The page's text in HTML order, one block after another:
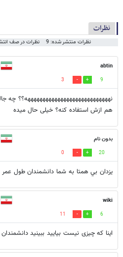
نظرات
نظرات منتشر شده: 9 نظرات در صف
abtin
9
3
نههههههههههههههههههههههههههههه؟؟
هم ازش استفاده کنه؟ خیلی حال میده
بدون نام
20
0
يزدان بي همتا به شما دانشمندان طول عمر
wiki
6
11
اینا که چیزی نیست بیایید ببینید